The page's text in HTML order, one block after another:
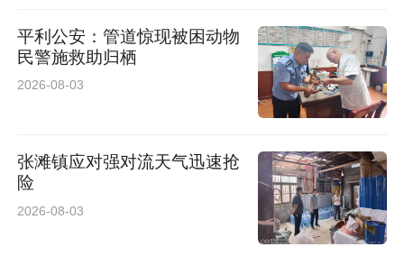
平利公安：管道惊现被困动物
民警施救助归栖
2026-08-03
张滩镇应对强对流天气迅速抢
险
2026-08-03